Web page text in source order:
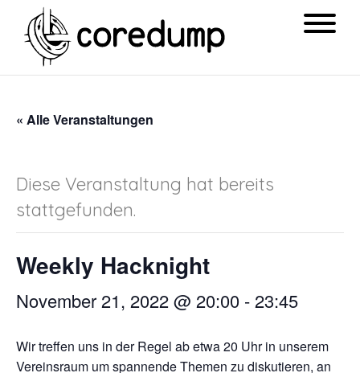
« Alle Veranstaltungen
Diese Veranstaltung hat bereits
stattgefunden.
Weekly Hacknight
November 21, 2022 @ 20:00 - 23:45
Wir treffen uns in der Regel ab etwa 20 Uhr in unserem
Vereinsraum um spannende Themen zu diskutieren, an